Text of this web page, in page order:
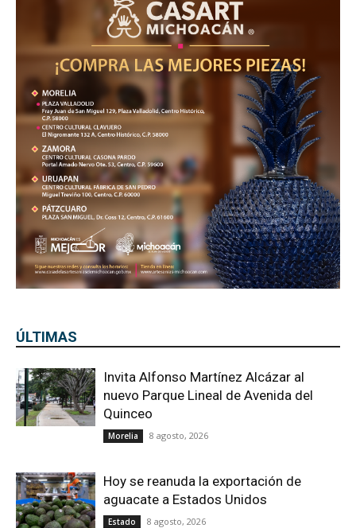
ÚLTIMAS
Invita Alfonso Martínez Alcázar al
nuevo Parque Lineal de Avenida del
Quinceo
Morelia 8 agosto, 2026
Hoy se reanuda la exportación de
aguacate a Estados Unidos
Estado 8 agosto, 2026